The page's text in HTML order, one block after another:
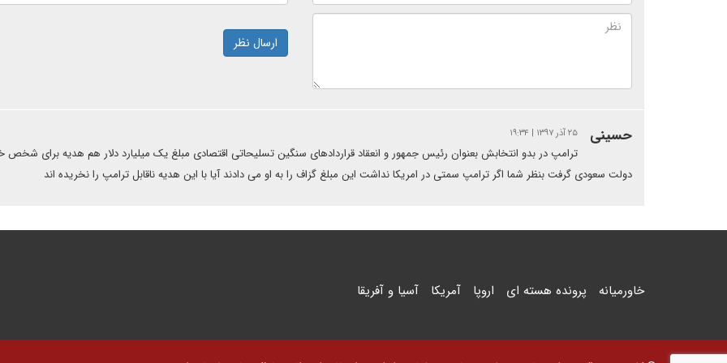
ارسال نظر
حسینی ۲۵ آذر ۱۳۹۷ | ۱۹:۳۴
ترامپ در بدو انتخابش بعنوان رئیس جمهور و انعقاد قراردادهای سنگین تسلیحاتی اقتصادی مبلغ یک میلیارد دلار هم هدیه برای شخص
دولت سعودی گرفت بنظر شما اگر ترامپ سمتی در امریکا نداشت این مبلغ گزاف را به او می دادند آیا با این هدیه ناقابل ترامپ را نخریده اند
خاورمیانه پرونده هسته ای اروپا آمریکا آسیا و آفریقا